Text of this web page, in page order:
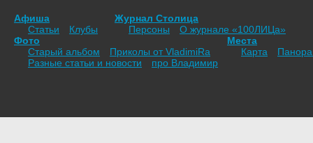
Афиша
Статьи
Клубы
Журнал Столица
Персоны
О журнале «100ЛИЦа»
Фото
Старый альбом
Приколы от VladimiRа
Места
Карта
Разные статьи и новости
про Владимир